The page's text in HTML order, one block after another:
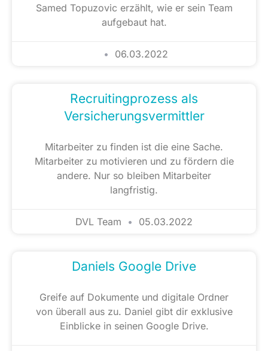
Samed Topuzovic erzählt, wie er sein Team
aufgebaut hat.
06.03.2022
Recruitingprozess als
Versicherungsvermittler
Mitarbeiter zu finden ist die eine Sache.
Mitarbeiter zu motivieren und zu fördern die
andere. Nur so bleiben Mitarbeiter
langfristig.
DVL Team 05.03.2022
Daniels Google Drive
Greife auf Dokumente und digitale Ordner
von überall aus zu. Daniel gibt dir exklusive
Einblicke in seinen Google Drive.